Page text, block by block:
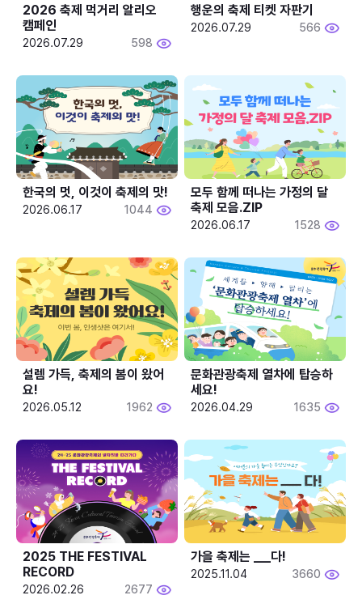
2026 축제 먹거리 알리오
캠페인
2026.07.29 598
행운의 축제 티켓 자판기
2026.07.29 566
한국의 멋, 이것이 축제의 맛!
2026.06.17 1044
모두 함께 떠나는 가정의 달
축제 모음.ZIP
2026.06.17 1528
설렘 가득, 축제의 봄이 왔어
요!
2026.05.12 1962
문화관광축제 열차에 탑승하
세요!
2026.04.29 1635
2025 THE FESTIVAL
RECORD
2026.02.26 2677
2025.11.04 3660